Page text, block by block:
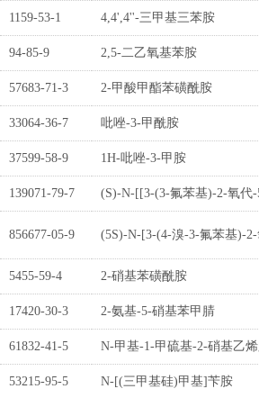
1159-53-1 4,4',4''-三甲基三苯胺
94-85-9 2,5-二乙氧基苯胺
57683-71-3 2-甲酸甲酯苯磺酰胺
33064-36-7 吡唑-3-甲酰胺
37599-58-9 1H-吡唑-3-甲胺
139071-79-7 (S)-N-[[3-(3-氟苯基)-2-氧代
856677-05-9 (5S)-N-[3-(4-溴-3-氟苯基)-
5455-59-4 2-硝基苯磺酰胺
17420-30-3 2-氨基-5-硝基苯甲腈
61832-41-5 N-甲基-1-甲硫基-2-硝基乙
53215-95-5 N-[(三甲基硅)甲基]苄胺